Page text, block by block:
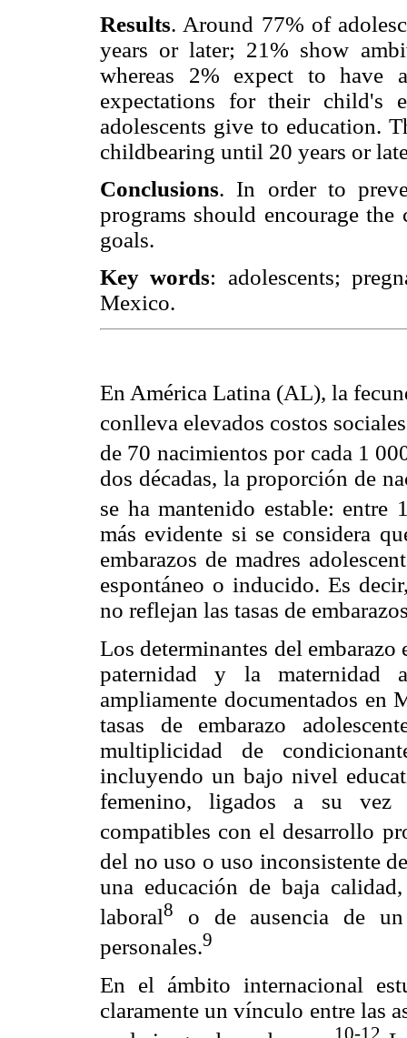
Results. Around 77% of
years or later; 21% show
whereas 2% expect to have
expectations for their child's
adolescents give to education.
childbearing until 20 years or
Conclusions. In order to
programs should encourage
goals.
Key words: adolescents;
Mexico.
En América Latina (AL), la
conlleva elevados costos
de 70 nacimientos por cada 1
dos décadas, la proporción de
se ha mantenido estable: entre
más evidente si se considera
embarazos de madres
espontáneo o inducido. Es
no reflejan las tasas de
Los determinantes del embarazo
paternidad y la maternidad
ampliamente documentados
tasas de embarazo
multiplicidad de
incluyendo un bajo nivel
femenino, ligados a su vez
compatibles con el desarrollo
del no uso o uso inconsistente
una educación de baja
laboral8
o de ausencia de
personales.9
En el ámbito internacional
claramente un vínculo entre las
10-12